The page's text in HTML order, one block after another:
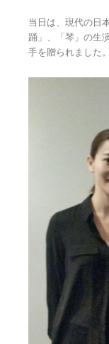
当日は、現代の日
踊」、「琴」の生
手を贈られました。